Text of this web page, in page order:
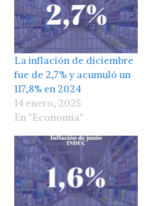
La inflación de diciembre
fue de 2,7% y acumuló un
117,8% en 2024
14 enero, 2025
En "Economía"